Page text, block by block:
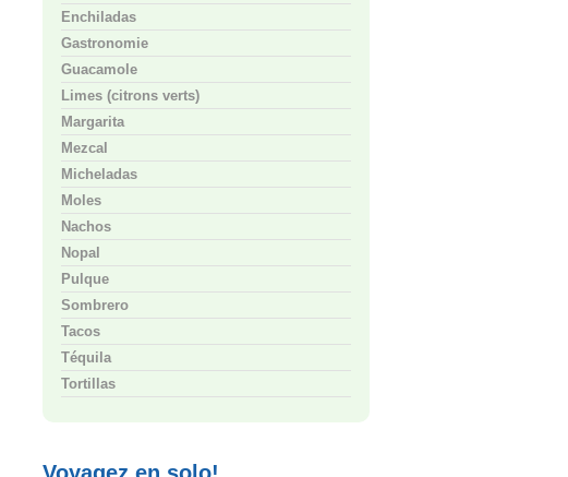
Enchiladas
Gastronomie
Guacamole
Limes (citrons verts)
Margarita
Mezcal
Micheladas
Moles
Nachos
Nopal
Pulque
Sombrero
Tacos
Téquila
Tortillas